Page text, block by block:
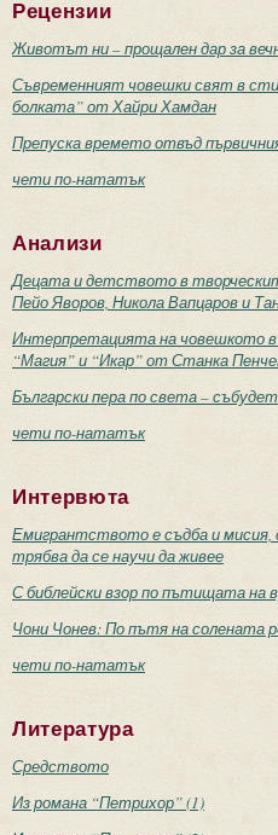
Рецензии
Животът ни – прощален дар за
Съвременният човешки свят в
болката” от Хайри Хамдан
Препуска времето отвъд
чети по-нататък
Анализи
Децата и детството в
Пейо Яворов, Никола Вапцаров и
Интерпретацията на човешкото
“Магия” и “Икар” от Станка
Български пера по света –
чети по-нататък
Интервюта
Емигрантството е съдба и
трябва да се научи да живее
С библейски взор по пътищата на
Чони Чонев: По пътя на солената
чети по-нататък
Литература
Средството
Из романа “Петрихор” (1)